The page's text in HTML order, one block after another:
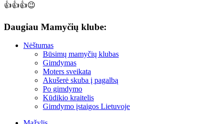
👍👍👍😉
Daugiau Mamyčių klube:
Nėštumas
Būsimų mamyčių klubas
Gimdymas
Moters sveikata
Akušerė skuba į pagalbą
Po gimdymo
Kūdikio kraitelis
Gimdymo įstaigos Lietuvoje